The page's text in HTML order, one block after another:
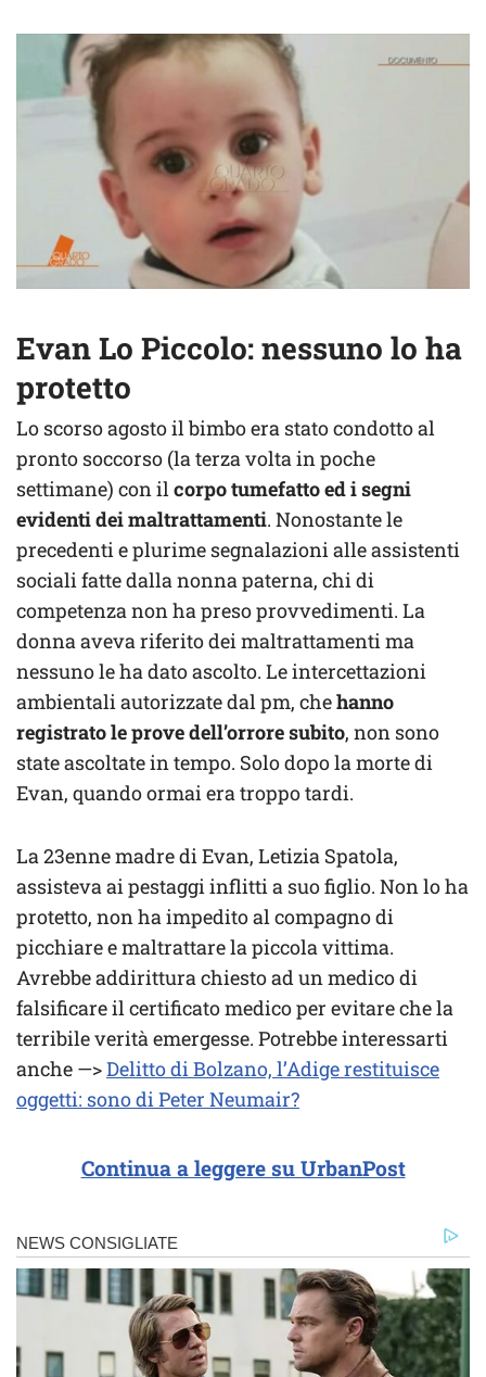
Evan Lo Piccolo: nessuno lo ha
protetto
Lo scorso agosto il bimbo era stato condotto al
pronto soccorso (la terza volta in poche
settimane) con ilcorpo tumefatto ed i segni
evidenti dei maltrattamenti. Nonostante le
precedenti e plurime segnalazioni alle assistenti
sociali fatte dalla nonna paterna, chi di
competenza non ha preso provvedimenti. La
donna aveva riferito dei maltrattamenti ma
nessuno le ha dato ascolto. Le intercettazioni
ambientali autorizzate dal pm, chehanno
registrato le prove dell’orrore subito, non sono
state ascoltate in tempo. Solo dopo la morte di
Evan, quando ormai era troppo tardi.
La 23enne madre di Evan, Letizia Spatola,
assisteva ai pestaggi inflitti a suo figlio. Non lo ha
protetto, non ha impedito al compagno di
picchiare e maltrattare la piccola vittima.
Avrebbe addirittura chiesto ad un medico di
falsificare il certificato medico per evitare che la
terribile verità emergesse. Potrebbe interessarti
anche —>Delitto di Bolzano, l’Adige restituisce
oggetti: sono di Peter Neumair?
Continua a leggere su UrbanPost